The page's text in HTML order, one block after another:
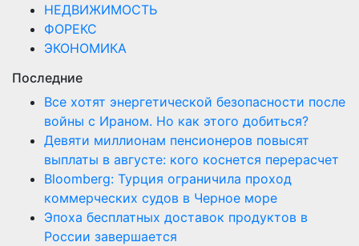
НЕДВИЖИМОСТЬ
ФОРЕКС
ЭКОНОМИКА
Последние
Все хотят энергетической безопасности после
войны с Ираном. Но как этого добиться?
Девяти миллионам пенсионеров повысят
выплаты в августе: кого коснется перерасчет
Bloomberg: Турция ограничила проход
коммерческих судов в Черное море
Эпоха бесплатных доставок продуктов в
России завершается